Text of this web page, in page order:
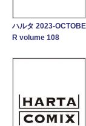
ハルタ 2023-OCTOBE
R volume 108